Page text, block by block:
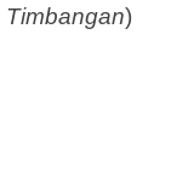
Timbangan)